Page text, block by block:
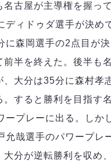
だ
ックFC
田
ンズ
北九州
FOLLOW US!
名古屋が主導権を握っ
ディドゥダ選手が決め
に森岡選手の2点目が
前半を終えた。後半も
、大分は35分に森村孝
。すると勝利を目指す
ープレーに出る。しか
允哉選手のパワープレ
大分が逆転勝利を収め